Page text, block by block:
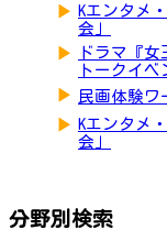
▶ Kエンタメ
会」
▶
ドラマ『
トークイベ
▶ 民画体験
▶ Kエンタメ
会」
分野別検索